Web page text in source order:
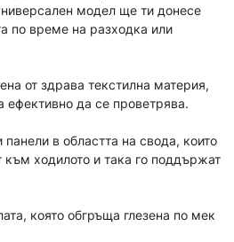
модел ще ти донесе
по време на разходка или
от здрава текстилна материя,
ефективно да се проветрява.
в областта на свода, които
към ходилото и така го поддържат
която обгръща глезена по мек